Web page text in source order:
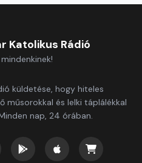
Katolikus Rádió
küldetése, hogy hiteles
műsorokkal és lelki táplálékkal
nap, 24 órában.